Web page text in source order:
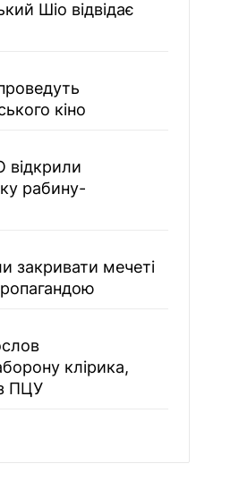
Шіо відвідає
кіно
відкрили
рабину-
закривати мечеті
клірика,
ПЦУ